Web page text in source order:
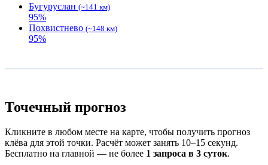
Бугуруслан (~141 км)
95%
Похвистнево (~148 км)
95%
Точечный прогноз
Кликните в любом месте на карте, чтобы получить прогноз
клёва для этой точки. Расчёт может занять 10–15 секунд.
Бесплатно на главной — не более 1 запроса в 3 суток.